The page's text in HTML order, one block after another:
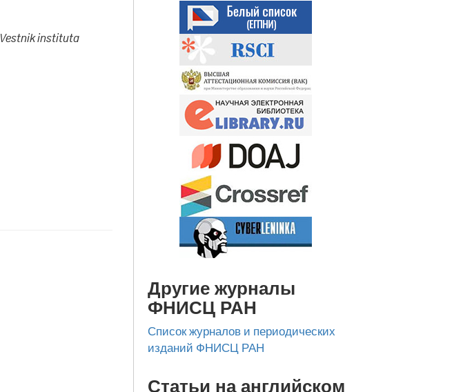
Vestnik instituta
Другие журналы
ФНИСЦ РАН
Список журналов и периодических
изданий ФНИСЦ РАН
Статьи на английском